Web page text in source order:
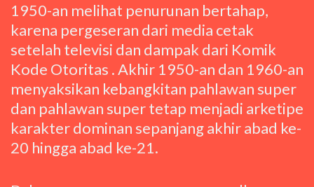
1950-an melihat penurunan bertahap,
karena pergeseran dari media cetak
setelah televisi dan dampak dari Komik
Kode Otoritas . Akhir 1950-an dan 1960-an
menyaksikan kebangkitan pahlawan super
dan pahlawan super tetap menjadi arketipe
karakter dominan sepanjang akhir abad ke-
20 hingga abad ke-21.